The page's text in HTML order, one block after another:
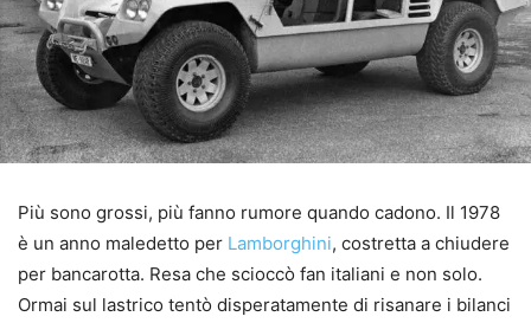
Più sono grossi, più fanno rumore quando cadono. Il 1978
è un anno maledetto per Lamborghini, costretta a chiudere
per bancarotta. Resa che scioccò fan italiani e non solo.
Ormai sul lastrico tentò disperatamente di risanare i bilanci